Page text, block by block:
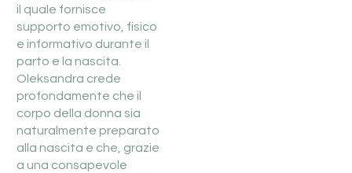
il quale fornisce
supporto emotivo, fisico
e informativo durante il
parto e la nascita.
Oleksandra crede
profondamente che il
corpo della donna sia
naturalmente preparato
alla nascita e che, grazie
a una consapevole